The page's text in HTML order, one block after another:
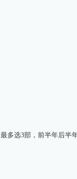
最多选3部，前半年后半